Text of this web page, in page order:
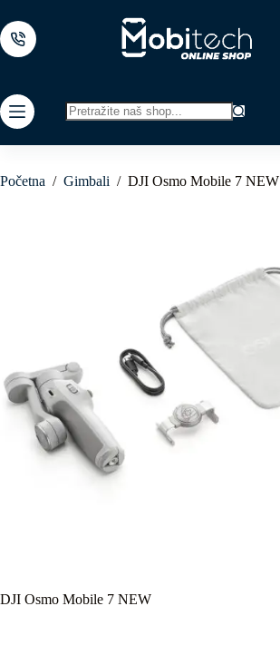
to
content
results
Početna / Gimbali / DJI Osmo Mobile 7 NEW
DJI Osmo Mobile 7 NEW